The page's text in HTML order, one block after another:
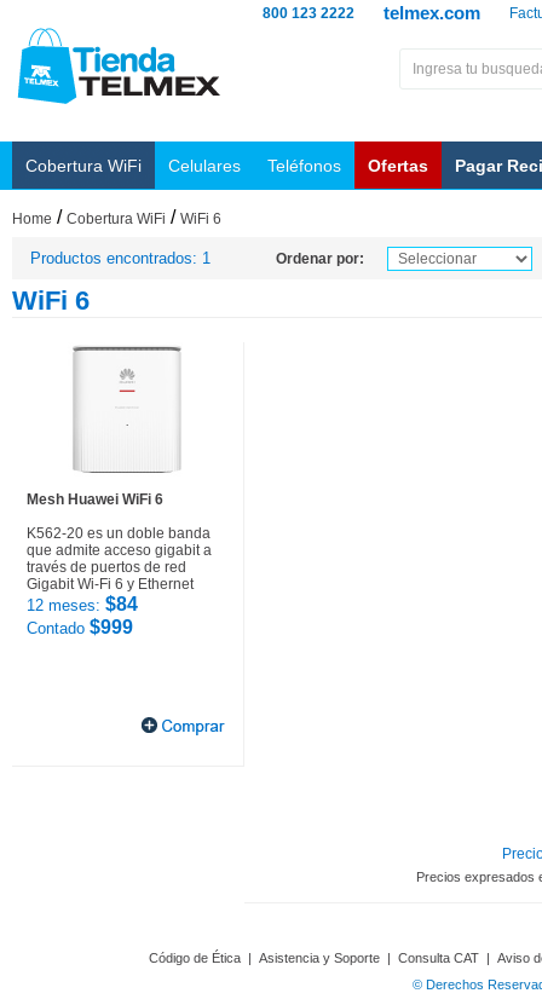
telmex.com
800 123 2222
Cobertura WiFi Celulares Teléfonos Ofertas Pagar
Home / Cobertura WiFi / WiFi 6
Productos encontrados: 1 Ordenar por:
WiFi 6
Mesh Huawei WiFi 6
K562-20 es un doble banda
que admite acceso gigabit a
través de puertos de red
Gigabit Wi-Fi 6 y Ethernet
12 meses: $84
Contado $999
Precios expresados
Código de Ética | Asistencia y Soporte | Consulta CAT | Aviso
© Derechos